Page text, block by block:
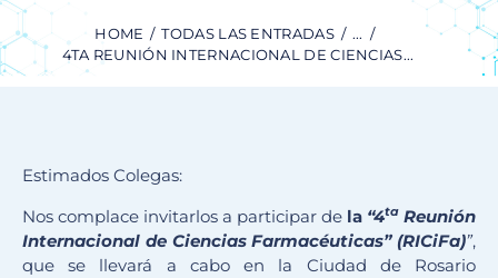
HOME TODAS LAS ENTRADAS
...
4TA REUNIÓN INTERNACIONAL DE CIENCIAS...
Estimados Colegas:
Nos complace invitarlos a participar de la “4ta Reunión
Internacional de Ciencias Farmacéuticas” (RICiFa)”,
que se llevará a cabo en la Ciudad de Rosario